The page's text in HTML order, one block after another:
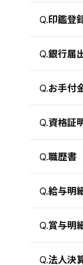
Q.印鑑登
Q.銀行届
Q.お手付
Q.資格証
Q.職歴書
Q.給与明
Q.賞与明
Q.法人決